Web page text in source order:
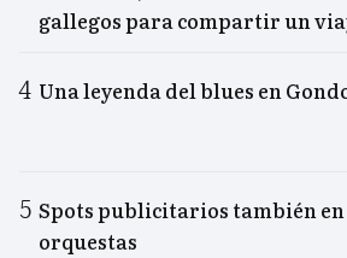
gallegos para compartir un
Una leyenda del blues en
Spots publicitarios también en
orquestas